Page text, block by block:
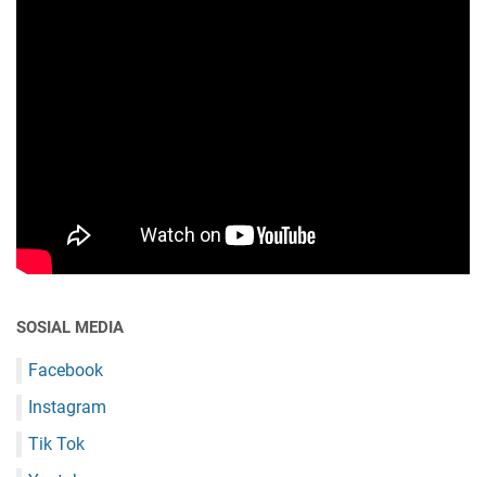
SOSIAL MEDIA
Facebook
Instagram
Tik Tok